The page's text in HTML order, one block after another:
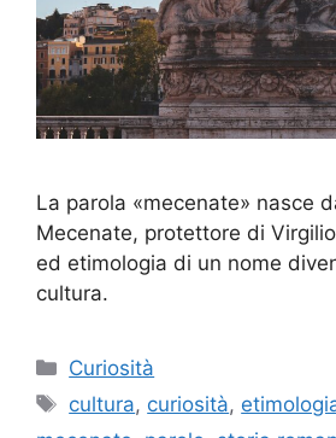
La parola «mecenate» nasce
Mecenate, protettore di
ed etimologia di un nome
cultura.
Categorie
Curiosità
Tag
cultura, curiosità,